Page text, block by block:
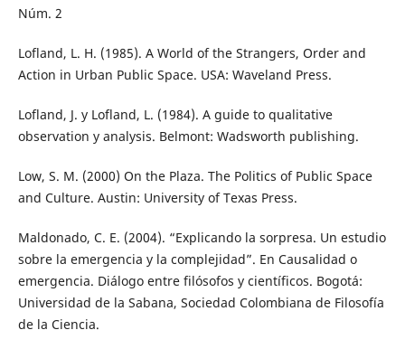
Núm. 2
Lofland, L. H. (1985). A World of the Strangers, Order and
Action in Urban Public Space. USA: Waveland Press.
Lofland, J. y Lofland, L. (1984). A guide to qualitative
observation y analysis. Belmont: Wadsworth publishing.
Low, S. M. (2000) On the Plaza. The Politics of Public Space
and Culture. Austin: University of Texas Press.
Maldonado, C. E. (2004). “Explicando la sorpresa. Un estudio
sobre la emergencia y la complejidad”. En Causalidad o
emergencia. Diálogo entre filósofos y científicos. Bogotá:
Universidad de la Sabana, Sociedad Colombiana de Filosofía
de la Ciencia.